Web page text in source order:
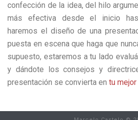
confección de la idea, del hilo
más efectiva desde el inicio
haremos el diseño de una
puesta en escena que haga que
supuesto, estaremos a tu lado
y dándote los consejos y
presentación se convierta en tu